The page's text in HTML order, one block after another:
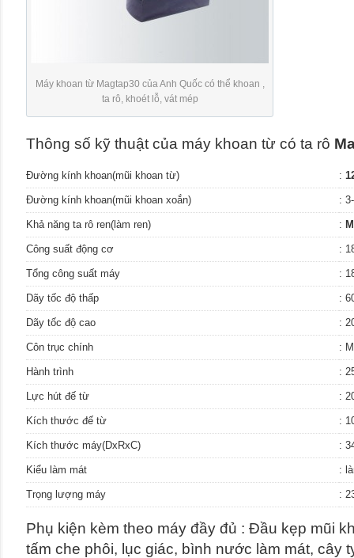
Máy khoan từ Magtap30 của Anh Quốc có thể khoan ,
ta rô, khoét lỗ, vát mép
Thông số kỹ thuật của máy khoan từ có ta rô
Đường kính khoan(mũi khoan từ) :
Đường kính khoan(mũi khoan xoắn) :
Khả năng ta rô ren(làm ren) :
Công suất động cơ :
Tổng công suất máy :
Dãy tốc độ thấp :
Dãy tốc độ cao :
Côn trục chính :
Hành trình :
Lực hút đế từ :
Kích thước đế từ :
Kích thước máy(DxRxC) :
Kiểu làm mát :
Trọng lượng máy :
Phụ kiện kèm theo máy đầy đủ : Đầu kẹp mũi
tấm che phôi, lục giác, bình nước làm mát, cây